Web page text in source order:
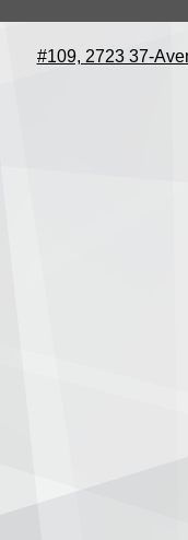
#109, 2723 37-